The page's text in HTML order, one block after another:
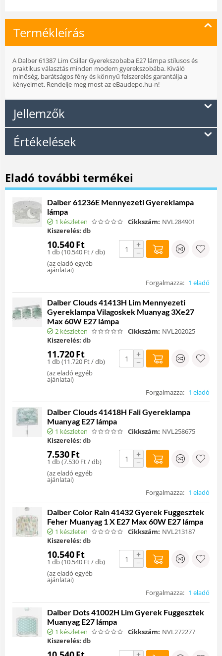
Termékleírás
A Dalber 61387 Lim Csillar Gyerekszobaba E27 lámpa stílusos és
praktikus választás minden modern gyerekszobába. Kiváló
minőség, barátságos fény és könnyű felszerelés garantálja a
kényelmet. Rendelje meg most az eBaudepo.hu-n!
Jellemzők
Értékelések
Eladó további termékei
Dalber 61236E Mennyezeti Gyereklampa
lámpa
1 készleten Cikkszám: NVL284901
Kiszerelés: db
10.540Ft
1 db (10.540 Ft/ db)
(az eladó egyéb
ajánlatai)
+
−
Forgalmazza: 1 eladó
Dalber Clouds 41413H Lim Mennyezeti
Gyereklampa Vilagoskek Muanyag 3Xe27
Max 60W E27 lámpa
2 készleten Cikkszám: NVL202025
Kiszerelés: db
11.720Ft
1 db (11.720 Ft/ db)
(az eladó egyéb
ajánlatai)
+
−
Forgalmazza: 1 eladó
Dalber Clouds 41418H Fali Gyereklampa
Muanyag E27 lámpa
1 készleten Cikkszám: NVL258675
Kiszerelés: db
7.530Ft
1 db (7.530 Ft/ db)
(az eladó egyéb
ajánlatai)
+
−
Forgalmazza: 1 eladó
Dalber Color Rain 41432 Gyerek Fuggesztek
Feher Muanyag 1 X E27 Max 60W E27 lámpa
1 készleten Cikkszám: NVL213187
Kiszerelés: db
10.540Ft
1 db (10.540 Ft/ db)
(az eladó egyéb
ajánlatai)
+
−
Forgalmazza: 1 eladó
Dalber Dots 41002H Lim Gyerek Fuggesztek
Muanyag E27 lámpa
1 készleten Cikkszám: NVL272277
Kiszerelés: db